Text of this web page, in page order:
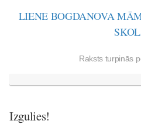
LIENE BOGDANOVA
Raksts turpinās
Izgulies!